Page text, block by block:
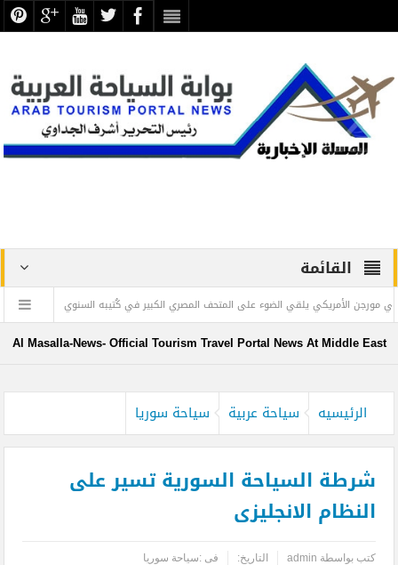
القائمة
يلقي الضوء على المتحف المصري الكبير في كُتيبه السنوي ” ويليام
Al Masalla-News- Official Tourism Travel Portal News At Middle East
الرئيسيه سياحة عربية سياحة سوريا
شرطة السياحة السورية تسير على
النظام الانجليزى
كتب بواسطة admin التاريخ: فى :سياحة سوريا